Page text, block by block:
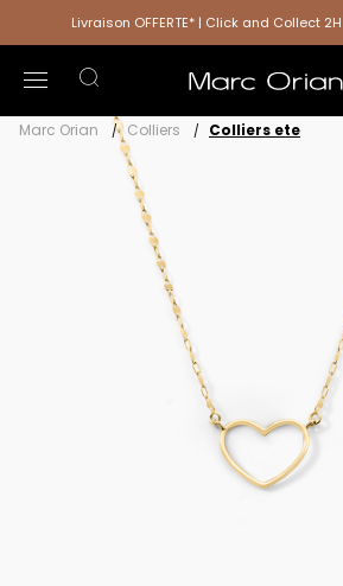
Livraison OFFERTE* | Click and Collect
Marc Orian Colliers Colliers ete